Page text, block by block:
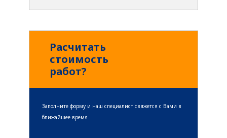
Расчитать
стоимость
работ?
Заполните форму и наш специалист свяжется с Вами в
ближайшее время